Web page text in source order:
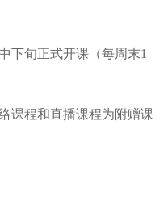
下旬正式开课（每周末1
课程和直播课程为附赠课